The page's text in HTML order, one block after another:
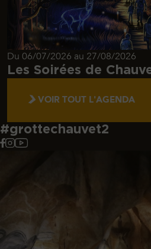
Du 06/07/2026 au 27/08/2026
Les Soirées de
VOIR TOUT L'AGENDA
#grottechauvet2